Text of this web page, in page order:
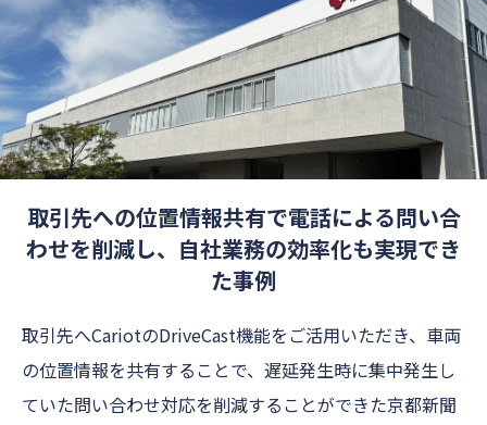
取引先への位置情報共有で電話による問い合
わせを削減し、自社業務の効率化も実現でき
た事例
取引先へCariotのDriveCast機能をご活用いただき、車両
の位置情報を共有することで、遅延発生時に集中発生し
ていた問い合わせ対応を削減することができた京都新聞